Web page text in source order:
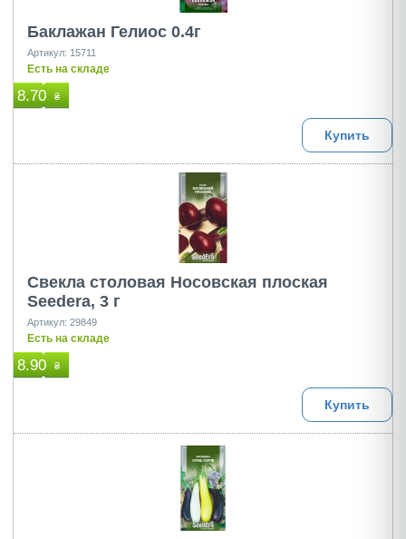
Баклажан Гелиос 0.4г
Артикул: 15711
Есть на складе
8.70 ₴
Купить
Свекла столовая Носовская плоская
Seedera, 3 г
Артикул: 29849
Есть на складе
8.90 ₴
Купить